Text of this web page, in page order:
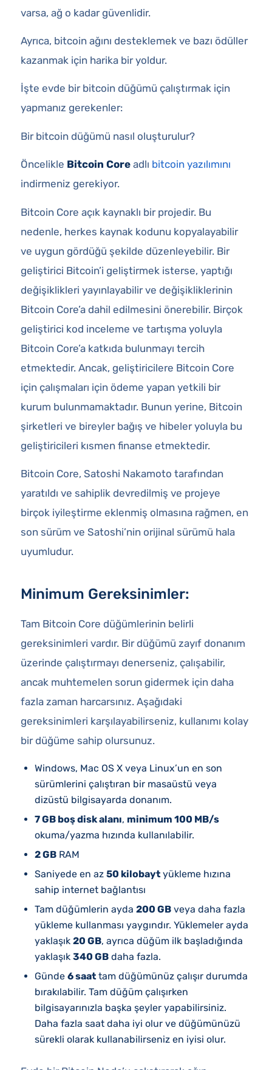
varsa, ağ o kadar güvenlidir.
Ayrıca, bitcoin ağını desteklemek ve bazı ödüller
kazanmak için harika bir yoldur.
İşte evde bir bitcoin düğümü çalıştırmak için
yapmanız gerekenler:
Bir bitcoin düğümü nasıl oluşturulur?
Öncelikle Bitcoin Coreadlı bitcoin yazılımını
indirmeniz gerekiyor.
Bitcoin Core açık kaynaklı bir projedir. Bu
nedenle, herkes kaynak kodunu kopyalayabilir
ve uygun gördüğü şekilde düzenleyebilir. Bir
geliştirici Bitcoin’i geliştirmek isterse, yaptığı
değişiklikleri yayınlayabilir ve değişikliklerinin
Bitcoin Core’a dahil edilmesini önerebilir. Birçok
geliştirici kod inceleme ve tartışma yoluyla
Bitcoin Core’a katkıda bulunmayı tercih
etmektedir. Ancak, geliştiricilere Bitcoin Core
için çalışmaları için ödeme yapan yetkili bir
kurum bulunmamaktadır. Bunun yerine, Bitcoin
şirketleri ve bireyler bağış ve hibeler yoluyla bu
geliştiricileri kısmen finanse etmektedir.
Bitcoin Core, Satoshi Nakamoto tarafından
yaratıldı ve sahiplik devredilmiş ve projeye
birçok iyileştirme eklenmiş olmasına rağmen, en
son sürüm ve Satoshi’nin orijinal sürümü hala
uyumludur.
Minimum Gereksinimler:
Tam Bitcoin Core düğümlerinin belirli
gereksinimleri vardır. Bir düğümü zayıf donanım
üzerinde çalıştırmayı denerseniz, çalışabilir,
ancak muhtemelen sorun gidermek için daha
fazla zaman harcarsınız. Aşağıdaki
gereksinimleri karşılayabilirseniz, kullanımı kolay
bir düğüme sahip olursunuz.
Windows, Mac OS X veya Linux’un en son
sürümlerini çalıştıran bir masaüstü veya
dizüstü bilgisayarda donanım.
7 GB boş disk alanı, minimum 100 MB/s
okuma/yazma hızında kullanılabilir.
2 GBRAM
Saniyede en az 50 kilobaytyükleme hızına
sahip internet bağlantısı
Tam düğümlerin ayda 200 GBveya daha fazla
yükleme kullanması yaygındır. Yüklemeler ayda
yaklaşık 20 GB, ayrıca düğüm ilk başladığında
yaklaşık 340 GBdaha fazla.
Günde 6 saattam düğümünüz çalışır durumda
bırakılabilir. Tam düğüm çalışırken
bilgisayarınızla başka şeyler yapabilirsiniz.
Daha fazla saat daha iyi olur ve düğümünüzü
sürekli olarak kullanabilirseniz en iyisi olur.